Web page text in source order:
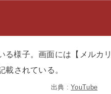
出典 :YouTube